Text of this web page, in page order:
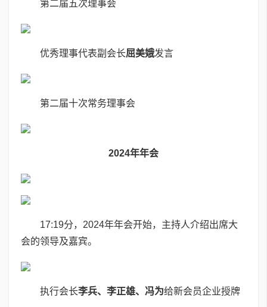
第二届五次理事会
优秀理事代表副会长屈美娥发言
第二届十次常务理事会
2024年年会
17:19分，2024年年会开始，主持人介绍出席大
会的领导及嘉宾。
执行会长李兵、李正雄、冯为给新会员企业授牌